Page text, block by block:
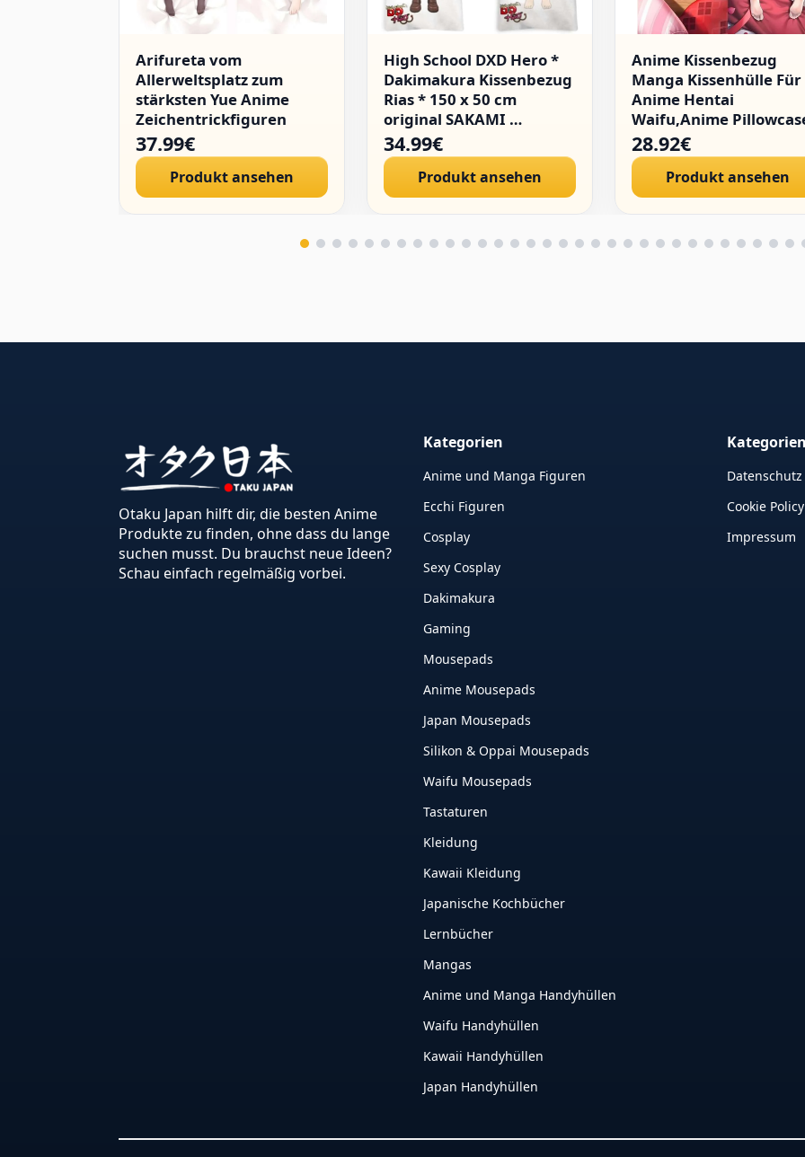
Arifureta vom
Allerweltsplatz zum
stärksten Yue Anime
Zeichentrickfiguren
Doppelseitige
Umarmungen, Prinzessin
Anime Kissenbezug
Dakimakura-150x50cm
37.99€
Produkt ansehen
High School DXD Hero *
Dakimakura Kissenbezug
Rias * 150 x 50 cm
original SAKAMI …
34.99€
Produkt ansehen
Anime Kissenbezug
Manga Kissenhülle Für
Anime Hentai
Waifu,Anime
Digitaler Doppelseitiger
Druck
Bezug,Bedding
Umarmungskissen
28.92€
Produkt ansehen
Otaku Japan hilft dir, die besten Anime
Produkte zu finden, ohne dass du lange
suchen musst. Du brauchst neue Ideen?
Schau einfach regelmäßig vorbei.
Kategorien
Anime und Manga Figuren
Ecchi Figuren
Cosplay
Sexy Cosplay
Dakimakura
Gaming
Mousepads
Anime Mousepads
Japan Mousepads
Silikon & Oppai Mousepads
Waifu Mousepads
Tastaturen
Kleidung
Kawaii Kleidung
Japanische Kochbücher
Lernbücher
Mangas
Anime und Manga Handyhüllen
Waifu Handyhüllen
Kawaii Handyhüllen
Japan Handyhüllen
Kategorien
Datenschutz
Cookie
Impressum